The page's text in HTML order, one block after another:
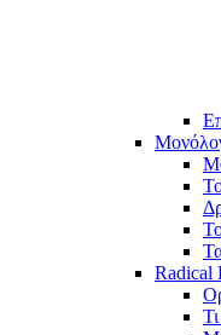
Radical
Τι